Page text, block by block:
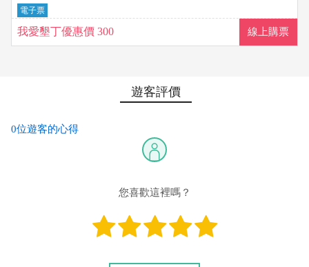
也設有詳細的海底生態解說喔。
電子票
我愛墾丁優惠價 300 線上購票
遊客評價
0位遊客的心得
您喜歡這裡嗎？